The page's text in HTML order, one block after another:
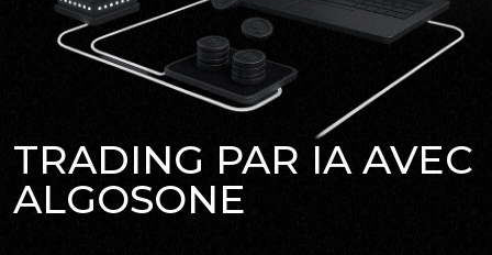
TRADING PAR IA AVEC
ALGOSONE